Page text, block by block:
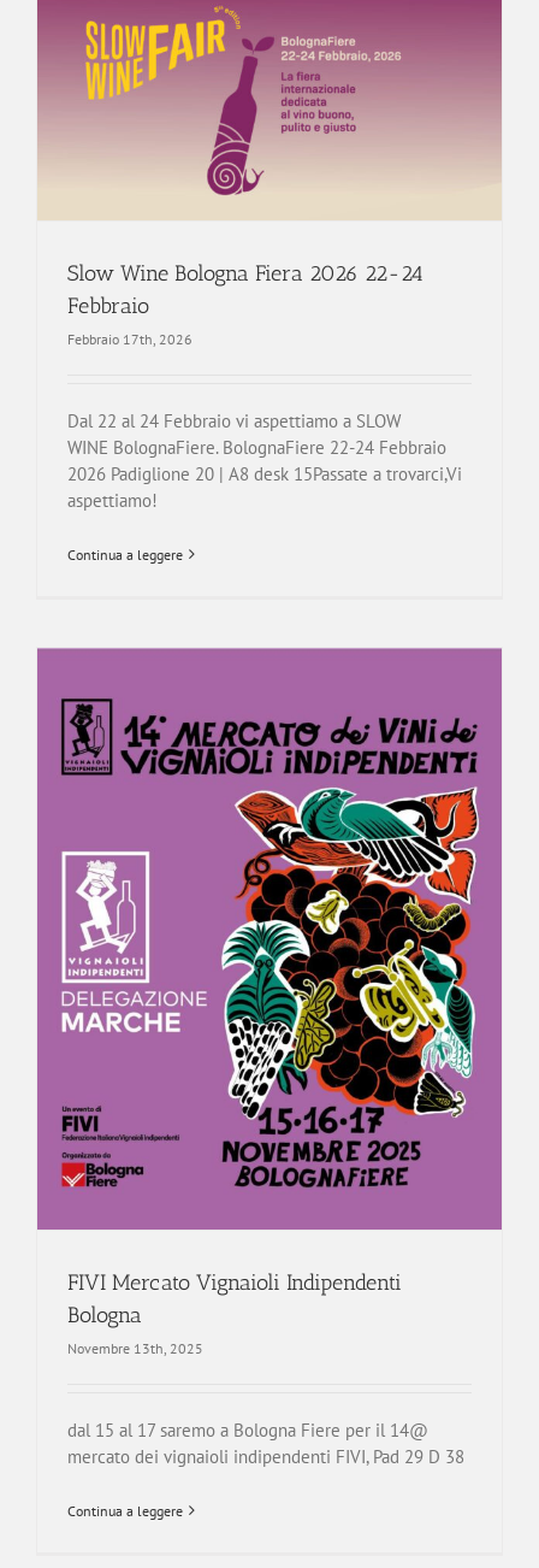
Slow Wine Bologna Fiera 2026 22-24
Febbraio
Febbraio 17th, 2026
Dal 22 al 24 Febbraio vi aspettiamo a SLOW
WINE BolognaFiere. BolognaFiere 22-24 Febbraio
2026 Padiglione 20 | A8 desk 15Passate a trovarci,Vi
aspettiamo!
Continua a leggere
FIVI Mercato Vignaioli Indipendenti
Bologna
Novembre 13th, 2025
dal 15 al 17 saremo a Bologna Fiere per il 14@
mercato dei vignaioli indipendenti FIVI, Pad 29 D 38
Continua a leggere